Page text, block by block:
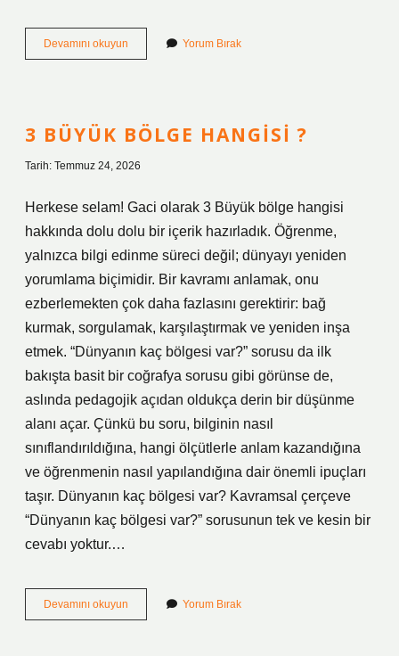
Devamını okuyun
tane
Yorum Bırak
3 BÜYÜK BÖLGE HANGISI ?
Tarih: Temmuz 24, 2026
Herkese selam! Gaci olarak 3 Büyük bölge hangisi
hakkında dolu dolu bir içerik hazırladık. Öğrenme,
yalnızca bilgi edinme süreci değil; dünyayı yeniden
yorumlama biçimidir. Bir kavramı anlamak, onu
ezberlemekten çok daha fazlasını gerektirir: bağ
kurmak, sorgulamak, karşılaştırmak ve yeniden inşa
etmek. “Dünyanın kaç bölgesi var?” sorusu da ilk
bakışta basit bir coğrafya sorusu gibi görünse de,
aslında pedagojik açıdan oldukça derin bir düşünme
alanı açar. Çünkü bu soru, bilginin nasıl
sınıflandırıldığına, hangi ölçütlerle anlam kazandığına
ve öğrenmenin nasıl yapılandığına dair önemli ipuçları
taşır. Dünyanın kaç bölgesi var? Kavramsal çerçeve
“Dünyanın kaç bölgesi var?” sorusunun tek ve kesin bir
cevabı yoktur.…
Devamını okuyun
Büyük
Yorum Bırak